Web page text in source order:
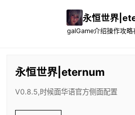
永恒世界
galGame介绍操作攻略
永恒世界|eternum
V0.8.5,时候面华语官方侧面配置